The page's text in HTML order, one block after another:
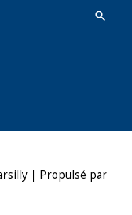
| Propulsé par